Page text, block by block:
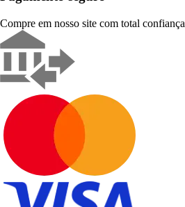
Compre em nosso site com total confiança